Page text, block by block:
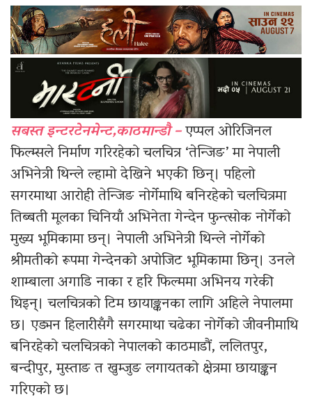
सबस्त इन्टरटेनमेन्ट,काठमान्डौ –एप्पल ओरिजिनल
फिल्म्सले निर्माण गरिरहेको चलचित्र ‘तेन्जिङ’ मा नेपाली
अभिनेत्री थिन्ले ल्हामो देखिने भएकी छिन्। पहिलो
सगरमाथा आरोही तेन्जिङ नोर्गेमाथि बनिरहेको चलचित्रमा
तिब्बती मूलका चिनियाँ अभिनेता गेन्देन फुन्त्सोक नोर्गेको
मुख्य भूमिकामा छन्। नेपाली अभिनेत्री थिन्ले नोर्गेको
श्रीमतीको रूपमा गेन्देनको अपोजिट भूमिकामा छिन्। उनले
शाम्बाला अगाडि नाका र हरि फिल्ममा अभिनय गरेकी
थिइन्। चलचित्रको टिम छायाङ्कनका लागि अहिले नेपालमा
छ। एड्मन हिलारीसँगै सगरमाथा चढेका नोर्गेको जीवनीमाथि
बनिरहेको चलचित्रको नेपालको काठमाडौं, ललितपुर,
बन्दीपुर, मुस्ताङ त खुम्जुङ लगायतको क्षेत्रमा छायाङ्कन
गरिएको छ।